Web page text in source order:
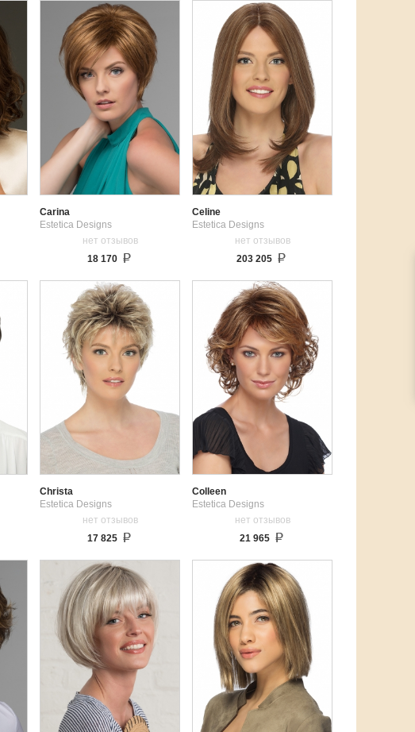
Carina
Estetica Designs
нет отзывов
18 170
Celine
Estetica Designs
нет отзывов
203 205
Christa
Estetica Designs
нет отзывов
17 825
Colleen
Estetica Designs
нет отзывов
21 965